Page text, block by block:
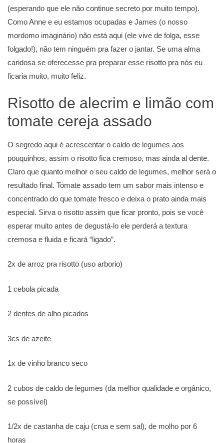
(esperando que ele não continue secreto por muito tempo).
Como Anne e eu estamos ocupadas e James (o nosso
mordomo imaginário) não está aqui (ele vive de folga, esse
folgado!), não tem ninguém pra fazer o jantar. Se uma alma
caridosa se oferecesse pra preparar esse risotto pra nós eu
ficaria muito, muito feliz.
Risotto de alecrim e limão com
tomate cereja assado
O segredo aqui é acrescentar o caldo de legumes aos
pouquinhos, assim o risotto fica cremoso, mas ainda al dente.
Claro que quanto melhor o seu caldo de legumes, melhor será o
resultado final. Tomate assado tem um sabor mais intenso e
concentrado do que tomate fresco e deixa o prato ainda mais
especial. Sirva o risotto assim que ficar pronto, pois se você
esperar muito antes de degustá-lo ele perderá a textura
cremosa e fluida e ficará “ligado”.
2x de arroz pra risotto (uso arborio)
1 cebola picada
2 dentes de alho picados
3cs de azeite
1x de vinho branco seco
2 cubos de caldo de legumes (da melhor qualidade e orgânico,
se possível)
1/2x de castanha de caju (crua e sem sal), de molho por 6
horas